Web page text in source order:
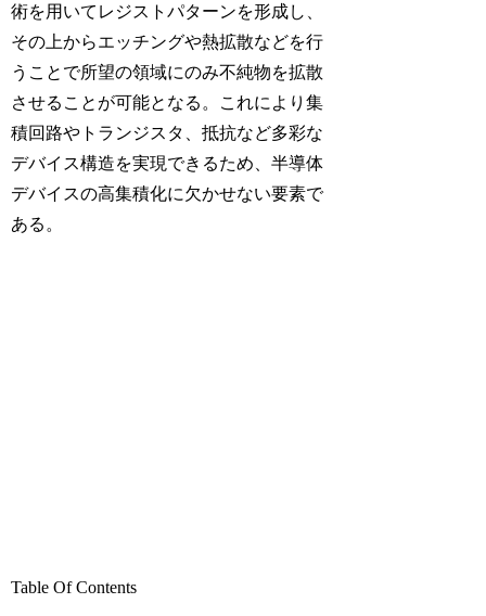
術を用いてレジストパターンを形成し、
その上からエッチングや熱拡散などを行
うことで所望の領域にのみ不純物を拡散
させることが可能となる。これにより集
積回路やトランジスタ、抵抗など多彩な
デバイス構造を実現できるため、半導体
デバイスの高集積化に欠かせない要素で
ある。
Table Of Contents